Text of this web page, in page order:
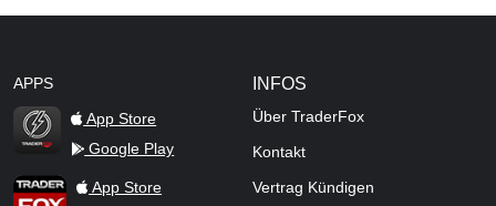
APPS
TraderFox Flash
App Store
Google Play
TraderFox AppApp Store
INFOS
Über TraderFox
Kontakt
Vertrag Kündigen